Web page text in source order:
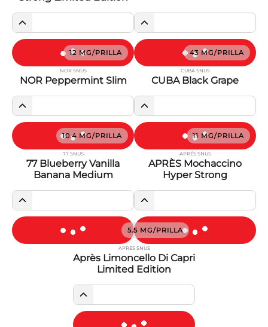
12 MG/PRILLA
NOR SNUS
NOR Peppermint Slim
43 MG/PRILLA
CUBA SNUS
CUBA Black Grape
10.4 MG/PRILLA
77 SNUS
77 Blueberry Vanilla
Banana Medium
11 MG/PRILLA
APRÉS SNUS
APRÈS Mochaccino
Hyper Strong
5.5 MG/PRILLA
APRÉS SNUS
Après Limoncello Di Capri
Limited Edition